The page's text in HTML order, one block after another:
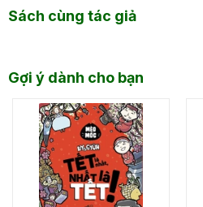
Sách cùng tác giả
Gợi ý dành cho bạn